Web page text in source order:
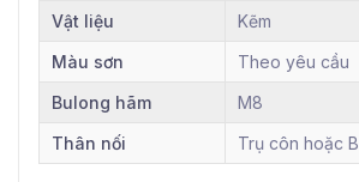
Vật liệu
Kẽm
Màu sơn
Theo yêu cầu
Bulong hãm
M8
Thân nối
Trụ côn hoặc